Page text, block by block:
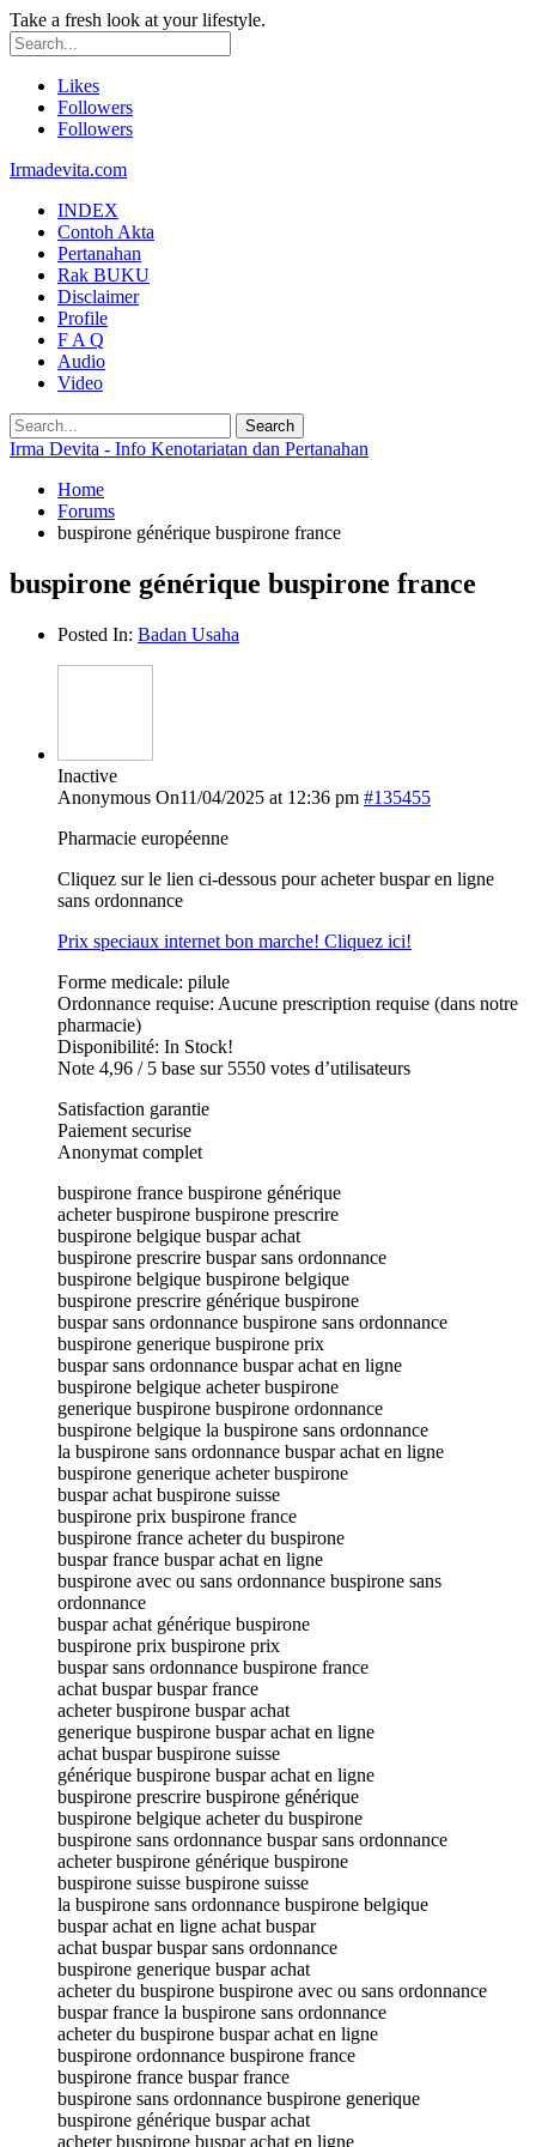
Take a fresh look at your lifestyle.
Likes
Followers
Followers
Irmadevita.com
INDEX
Contoh Akta
Pertanahan
Rak BUKU
Disclaimer
Profile
F A Q
Audio
Video
Irma Devita - Info Kenotariatan dan Pertanahan
Home
Forums
buspirone générique buspirone france
buspirone générique buspirone france
Posted In: Badan Usaha
Inactive
Anonymous On11/04/2025 at 12:36 pm #135455
Pharmacie européenne
Cliquez sur le lien ci-dessous pour acheter buspar en ligne
sans ordonnance
Prix speciaux internet bon marche! Cliquez ici!
Forme medicale: pilule
Ordonnance requise: Aucune prescription requise (dans notre
pharmacie)
Disponibilité: In Stock!
Note 4,96 / 5 base sur 5550 votes d’utilisateurs
Satisfaction garantie
Paiement securise
Anonymat complet
buspirone france buspirone générique
acheter buspirone buspirone prescrire
buspirone belgique buspar achat
buspirone prescrire buspar sans ordonnance
buspirone belgique buspirone belgique
buspirone prescrire générique buspirone
buspar sans ordonnance buspirone sans ordonnance
buspirone generique buspirone prix
buspar sans ordonnance buspar achat en ligne
buspirone belgique acheter buspirone
generique buspirone buspirone ordonnance
buspirone belgique la buspirone sans ordonnance
la buspirone sans ordonnance buspar achat en ligne
buspirone generique acheter buspirone
buspar achat buspirone suisse
buspirone prix buspirone france
buspirone france acheter du buspirone
buspar france buspar achat en ligne
buspirone avec ou sans ordonnance buspirone sans
ordonnance
buspar achat générique buspirone
buspirone prix buspirone prix
buspar sans ordonnance buspirone france
achat buspar buspar france
acheter buspirone buspar achat
generique buspirone buspar achat en ligne
achat buspar buspirone suisse
générique buspirone buspar achat en ligne
buspirone prescrire buspirone générique
buspirone belgique acheter du buspirone
buspirone sans ordonnance buspar sans ordonnance
acheter buspirone générique buspirone
buspirone suisse buspirone suisse
la buspirone sans ordonnance buspirone belgique
buspar achat en ligne achat buspar
achat buspar buspar sans ordonnance
buspirone generique buspar achat
acheter du buspirone buspirone avec ou sans ordonnance
buspar france la buspirone sans ordonnance
acheter du buspirone buspar achat en ligne
buspirone ordonnance buspirone france
buspirone france buspar france
buspirone sans ordonnance buspirone generique
buspirone générique buspar achat
acheter buspirone buspar achat en ligne